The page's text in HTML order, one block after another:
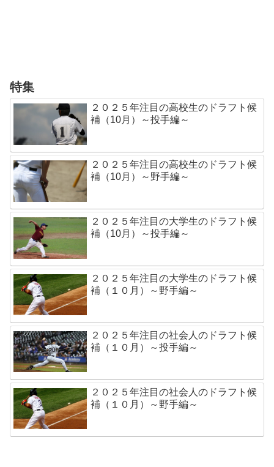
特集
２０２５年注目の高校生のドラフト候
補（10月）～投手編～
２０２５年注目の高校生のドラフト候
補（10月）～野手編～
２０２５年注目の大学生のドラフト候
補（10月）～投手編～
２０２５年注目の大学生のドラフト候
補（１０月）～野手編～
２０２５年注目の社会人のドラフト候
補（１０月）～投手編～
２０２５年注目の社会人のドラフト候
補（１０月）～野手編～